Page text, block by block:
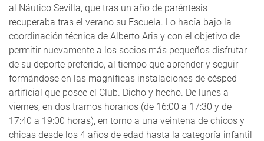
al Náutico Sevilla, que tras un año de paréntesis
recuperaba tras el verano su Escuela. Lo hacía bajo la
coordinación técnica de Alberto Aris y con el objetivo de
permitir nuevamente a los socios más pequeños disfrutar
de su deporte preferido, al tiempo que aprender y seguir
formándose en las magníficas instalaciones de césped
artificial que posee el Club. Dicho y hecho. De lunes a
viernes, en dos tramos horarios (de 16:00 a 17:30 y de
17:40 a 19:00 horas), en torno a una veintena de chicos y
chicas desde los 4 años de edad hasta la categoría infantil